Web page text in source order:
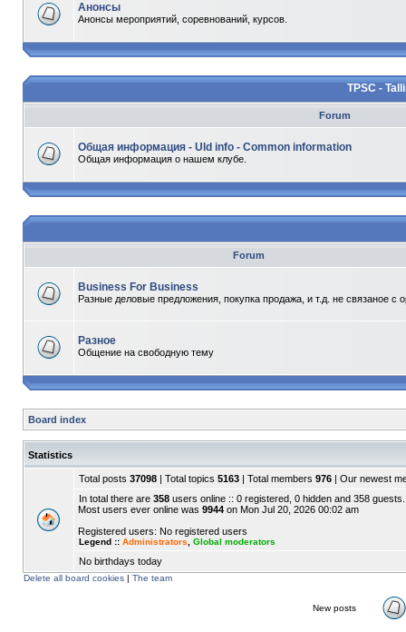
Анонсы
Анонсы мероприятий, соревнований, курсов.
TPSC -
Forum
Общая информация - Uld info - Common information
Общая информация о нашем клубе.
Forum
Business For Business
Разные деловые предложения, покупка продажа, и т.д. не связаное с
Разное
Общение на свободную тему
Board index
Statistics
Total posts 37098 | Total topics 5163 | Total members 976 | Our newest
In total there are 358 users online :: 0 registered, 0 hidden and 358 guests.
Most users ever online was 9944 on Mon Jul 20, 2026 00:02 am
Registered users: No registered users
Legend :: Administrators Global moderators
No birthdays today
Delete all board cookies | The team
New posts